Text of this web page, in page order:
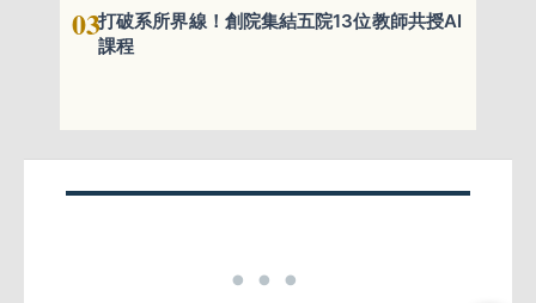
03打破系所界線！創院集結五院13位教師共授AI
課程
•••